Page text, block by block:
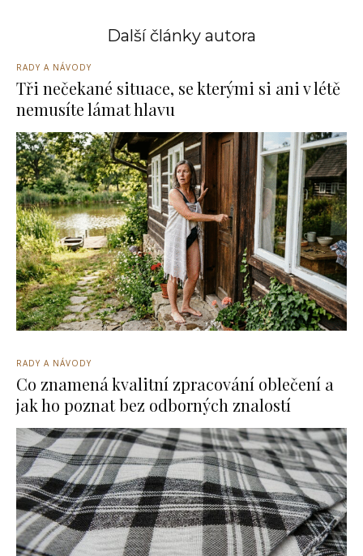
Další články autora
RADY A NÁVODY
Tři nečekané situace, se kterými si ani v létě
nemusíte lámat hlavu
RADY A NÁVODY
Co znamená kvalitní zpracování oblečení a
jak ho poznat bez odborných znalostí